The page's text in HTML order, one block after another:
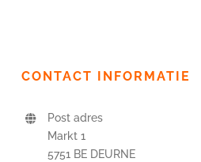
CONTACT INFORMATIE
Post adres
Markt 1
5751 BE DEURNE